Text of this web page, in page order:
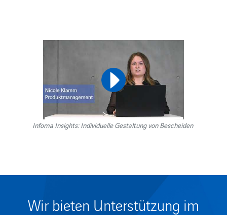
Infoma Insights: Individuelle Gestaltung von Bescheiden
Wir bieten Unterstützung im